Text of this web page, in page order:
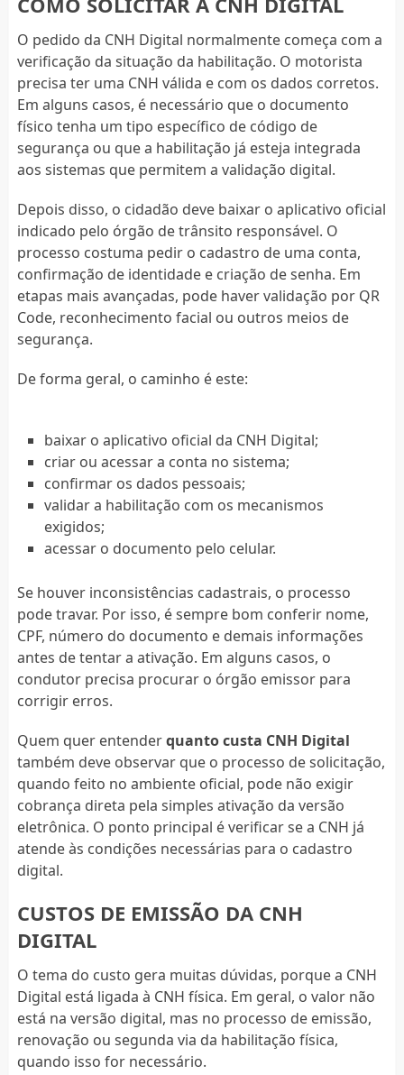
O pedido da CNH Digital normalmente começa com a
verificação da situação da habilitação. O motorista
precisa ter uma CNH válida e com os dados corretos.
Em alguns casos, é necessário que o documento
físico tenha um tipo específico de código de
segurança ou que a habilitação já esteja integrada
aos sistemas que permitem a validação digital.
Depois disso, o cidadão deve baixar o aplicativo oficial
indicado pelo órgão de trânsito responsável. O
processo costuma pedir o cadastro de uma conta,
confirmação de identidade e criação de senha. Em
etapas mais avançadas, pode haver validação por QR
Code, reconhecimento facial ou outros meios de
segurança.
De forma geral, o caminho é este:
baixar o aplicativo oficial da CNH Digital;
criar ou acessar a conta no sistema;
confirmar os dados pessoais;
validar a habilitação com os mecanismos
exigidos;
acessar o documento pelo celular.
Se houver inconsistências cadastrais, o processo
pode travar. Por isso, é sempre bom conferir nome,
CPF, número do documento e demais informações
antes de tentar a ativação. Em alguns casos, o
condutor precisa procurar o órgão emissor para
corrigir erros.
Quem quer entenderquanto custa CNH Digital
também deve observar que o processo de solicitação,
quando feito no ambiente oficial, pode não exigir
cobrança direta pela simples ativação da versão
eletrônica. O ponto principal é verificar se a CNH já
atende às condições necessárias para o cadastro
digital.
CUSTOS DE EMISSÃO DA CNH
DIGITAL
O tema do custo gera muitas dúvidas, porque a CNH
Digital está ligada à CNH física. Em geral, o valor não
está na versão digital, mas no processo de emissão,
renovação ou segunda via da habilitação física,
quando isso for necessário.